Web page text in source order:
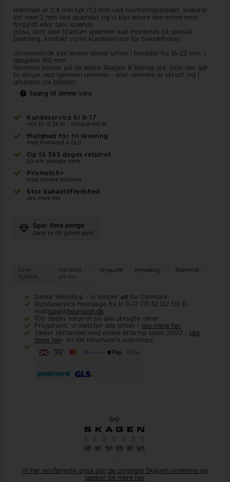
Remmen er 2,4 mm tyk (1,2 mm ved monteringsstedet, snævrer
ind med 2 mm ved spændet og vi kan levere den enten med
forgyldt eller sølv spænde
(rosa, sort eller titanium spænder kan monteres på special
bestilling, kontakt vores kundeservice for bekræftelse)
Urremmen.dk kan levere denne urrem i bredder fra 16-22 mm, i
længden 190 mm
Remmen passer på de ældre Skagen & Bering ure, hvor der går
to skruer ned igennem remmen - eller remmen er skruet ind i
urkassen (se billede)
Spørg til denne vare
Kundeservice kl 9-17
+45 32 12 25 51 - info@ur-tid.dk
Mulighed for fri levering
med PostNord & GLS
Op til 365 dages returret
på alle ubrugte varer
Prismatch+
mod danske butikker
Stor kundetilfredshed
læs mere her
Spar flere penge
Sælg os dit gamle guld
Dine
fordele
Vandtæthed
på ure
Ur-guide Smykkeguide Størrelsesguide
Dansk Webshop - vi sender alt fra Danmark!
Kundeservice hverdage fra kl 9-17 Tlf.:32 122 551 E-
mail:salg@houmann.dk
100 dages returret på alle ubrugte varer
Prisgaranti, vi matcher alle priser -
læs mere her
Sikker nethandel med online erfaring siden 2007 -
læs
mere her- en del Houmann's webshops
Vi har selvfølgelig også alle de originale Skagen urremme og
lænker Se mere her